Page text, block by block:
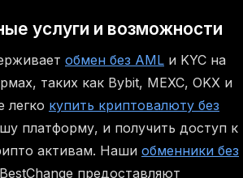
услуги и возможности
обмен без AML и KYC на
таких как Bybit, MEXC, OKX и
легко купить криптовалюту без
платформу, и получить доступ к
активам. Наши обменники без
предоставляют